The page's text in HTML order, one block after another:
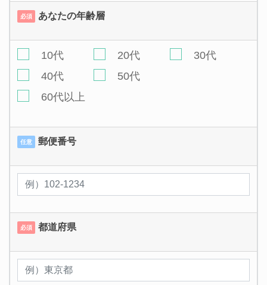
必須 あなたの年齢層
10代 20代
30代
40代
50代
60代以上
任意 郵便番号
必須 都道府県